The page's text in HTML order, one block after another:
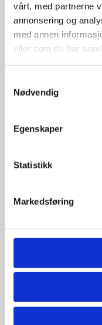
vårt, med partnerne
annonsering og
med annen
eller som de har
Nødvendig
Egenskaper
Statistikk
Markedsføring